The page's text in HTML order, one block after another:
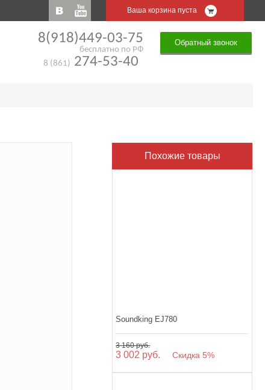
Ваша корзина пуста
8(918)449-03-75
бесплатно по РФ
8 (861) 274-53-40
Обратный звонок
Похожие товары
Soundking EJ780
3 160 руб.
3 002 руб. Скидка 5%